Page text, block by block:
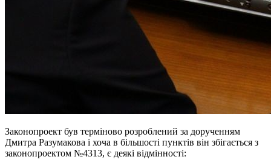
Законопроект був терміново розроблений за дорученням
Дмитра Разумакова і хоча в більшості пунктів він збігається з
законопроектом №4313, є деякі відмінності: